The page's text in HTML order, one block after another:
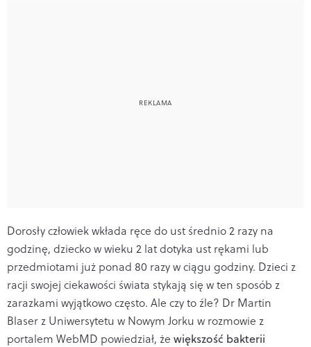
Dorosły człowiek wkłada ręce do ust średnio 2 razy na
godzinę, dziecko w wieku 2 lat dotyka ust rękami lub
przedmiotami już ponad 80 razy w ciągu godziny. Dzieci z
racji swojej ciekawości świata stykają się w ten sposób z
zarazkami wyjątkowo często. Ale czy to źle? Dr Martin
Blaser z Uniwersytetu w Nowym Jorku w rozmowie z
portalem WebMD powiedział, że większość bakterii